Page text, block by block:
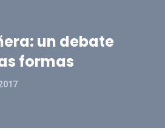
un debate
formas